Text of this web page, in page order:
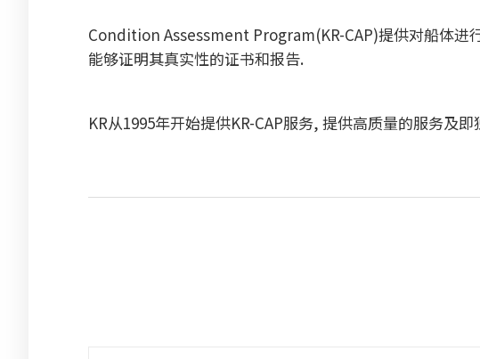
Condition Assessment Program(KR-CAP)提供对船体进
能够证明其真实性的证书和报告.
KR从1995年开始提供KR-CAP服务, 提供高质量的服务及